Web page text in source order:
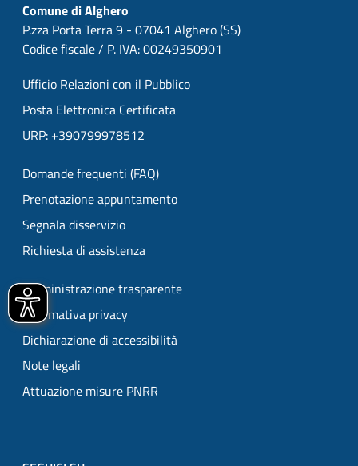
Comune di Alghero
P.zza Porta Terra 9 - 07041 Alghero (SS)
Codice fiscale / P. IVA: 00249350901
Ufficio Relazioni con il Pubblico
Posta Elettronica Certificata
URP: +390799978512
Domande frequenti (FAQ)
Prenotazione appuntamento
Segnala disservizio
Richiesta di assistenza
Amministrazione trasparente
Informativa privacy
Dichiarazione di accessibilità
Note legali
Attuazione misure PNRR